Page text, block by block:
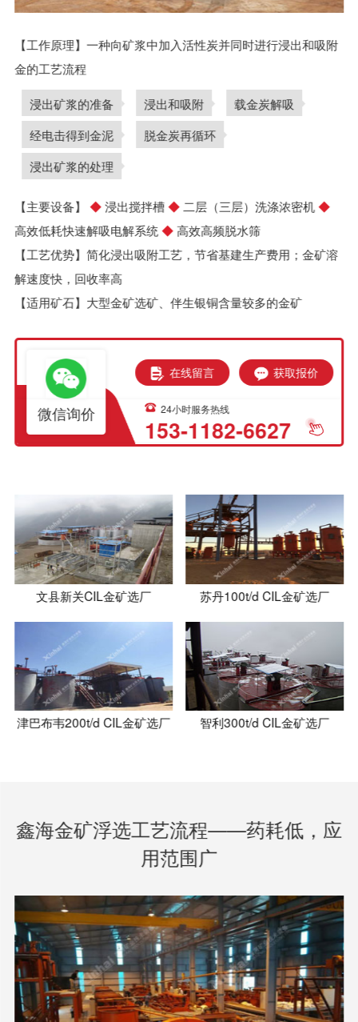
【工作原理】一种向矿浆中加入活性炭并同时进行浸出和吸附
金的工艺流程
浸出矿浆的准备
浸出和吸附
载金炭解吸
经电击得到金泥
脱金炭再循环
浸出矿浆的处理
【主要设备】 ◆浸出搅拌槽◆ 二层（三层）洗涤浓密机◆
高效低耗快速解吸电解系统◆高效高频脱水筛
【工艺优势】简化浸出吸附工艺，节省基建生产费用；金矿溶
解速度快，回收率高
【适用矿石】大型金矿选矿、伴生银铜含量较多的金矿
微信询价
在线留言 获取报价
24小时服务热线
153-1182-6627
文县新关CIL金矿选厂 苏丹100t/d CIL金矿选厂
津巴布韦200t/d CIL金矿选厂 智利300t/d CIL金矿选厂
鑫海金矿浮选工艺流程——药耗低，应
用范围广